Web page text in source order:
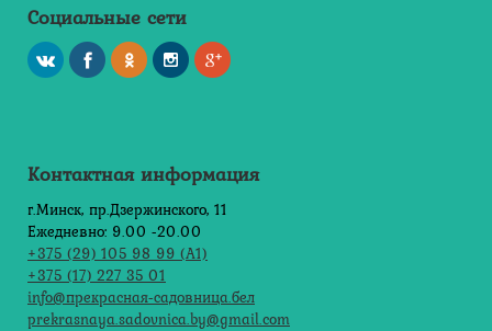
Социальные сети
Контактная информация
г.Минск, пр.Дзержинского, 11
Ежедневно: 9.00 -20.00
+375 (29) 105 98 99 (А1)
+375 (17) 227 35 01
info@прекрасная-садовница.бел
prekrasnaya.sadovnica.by@gmail.com